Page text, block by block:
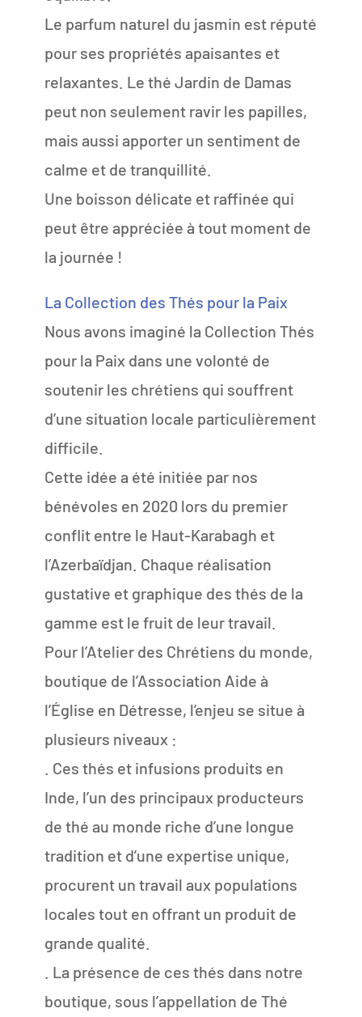
Le parfum naturel du jasmin est réputé
pour ses propriétés apaisantes et
relaxantes. Le thé Jardin de Damas
peut non seulement ravir les papilles,
mais aussi apporter un sentiment de
calme et de tranquillité.
Une boisson délicate et raffinée qui
peut être appréciée à tout moment de
la journée !
La Collection des Thés pour la Paix
Nous avons imaginé la Collection Thés
pour la Paix dans une volonté de
soutenir les chrétiens qui souffrent
d’une situation locale particulièrement
difficile.
Cette idée a été initiée par nos
bénévoles en 2020 lors du premier
conflit entre le Haut-Karabagh et
l’Azerbaïdjan. Chaque réalisation
gustative et graphique des thés de la
gamme est le fruit de leur travail.
Pour l’Atelier des Chrétiens du monde,
boutique de l’Association Aide à
l’Église en Détresse, l’enjeu se situe à
plusieurs niveaux :
. Ces thés et infusions produits en
Inde, l’un des principaux producteurs
de thé au monde riche d’une longue
tradition et d’une expertise unique,
procurent un travail aux populations
locales tout en offrant un produit de
grande qualité.
. La présence de ces thés dans notre
boutique, sous l’appellation de Thé